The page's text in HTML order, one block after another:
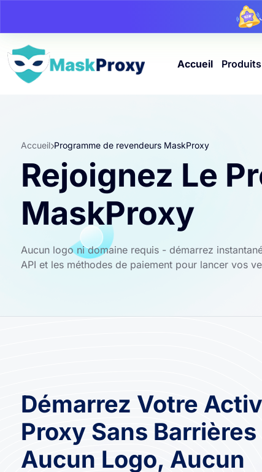
Accueil Produits
Accueil Programme de revendeurs MaskProxy
Rejoignez Le
MaskProxy
Aucun logo ni domaine requis - démarrez
API et les méthodes de paiement pour lancer vos
Démarrez Votre
Proxy Sans
Aucun Logo, Aucun